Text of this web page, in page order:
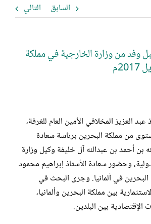
السابق التالي
وفد من وزارة الخارجية في مملكة
عبد العزيز المخلافي الأمين العام للغرفة،
من مملكة البحرين برئاسة سعادة
بن أحمد بن عبدالله آل خليفة وكيل وزارة
وحضور سعادة الأستاذ إبراهيم محمود
البحرين في ألمانيا. وجرى البحث في
بين مملكة البحرين وألمانيا،
الإقتصادية بين البلدين.